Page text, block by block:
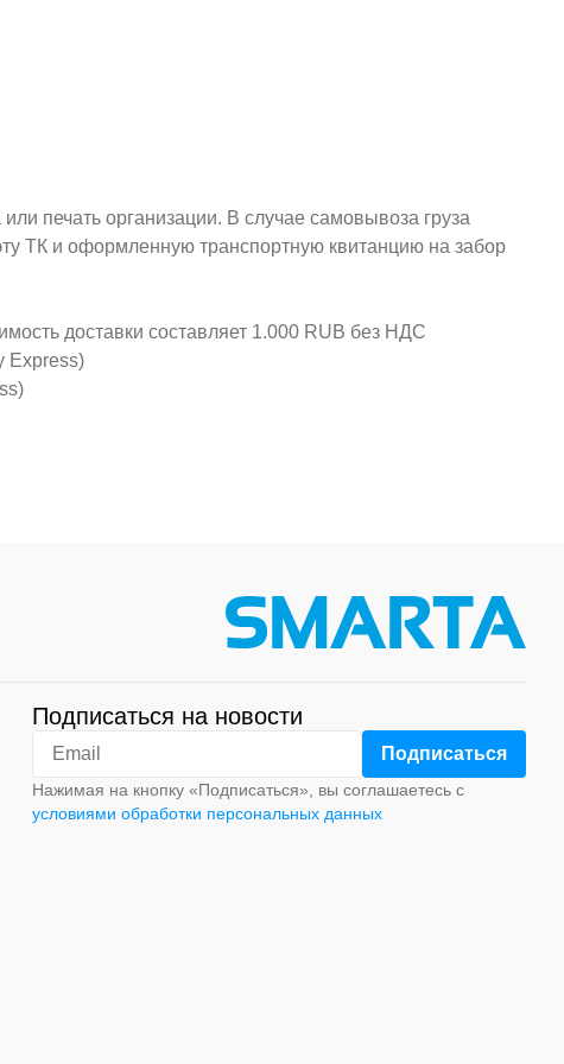
печать организации. В случае самовывоза груза
ТК и оформленную транспортную квитанцию на забор
доставки составляет 1.000 RUB без НДС
Express)
Подписаться на новости
Нажимая на кнопку «Подписаться», вы соглашаетесь с
условиями обработки персональных данных